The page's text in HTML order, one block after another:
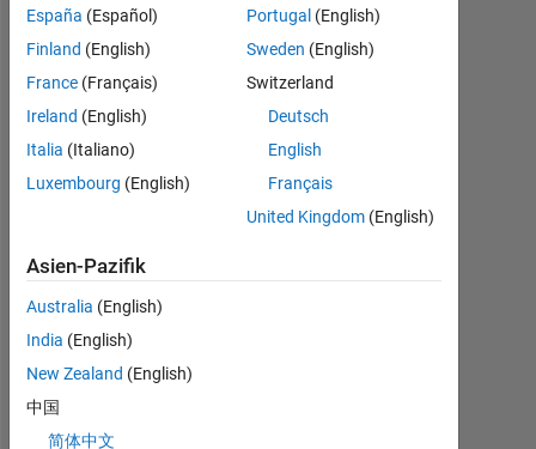
this
person
a
skill
España (Español)
Finland (English)
France (Français)
Ireland (English)
Italia (Italiano)
Luxembourg (English)
Portugal (English)
Sweden (English)
Switzerland
Deutsch
English
Français
United Kingdom (English)
Asien-Pazifik
Australia (English)
India (English)
New Zealand (English)
中国
简体中文